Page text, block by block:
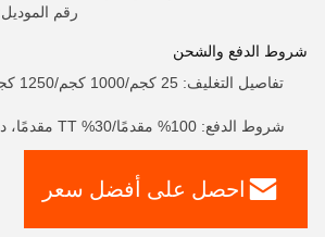
رقم
شروط الدفع والشحن
شروط الدفع: 100% مقدمًا/30% TT مقدمًا، دفع الرصيد قبل التسليم.
احصل على أفضل سعر